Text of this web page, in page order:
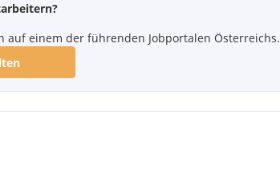
auf einem der führenden Jobportalen Österreichs.